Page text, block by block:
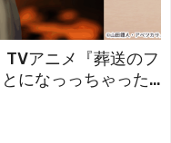
アニメ『葬送のフ
になっっちゃった